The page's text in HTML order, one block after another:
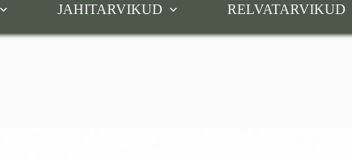
JAHITARVIKUD RELVATARVIKUD